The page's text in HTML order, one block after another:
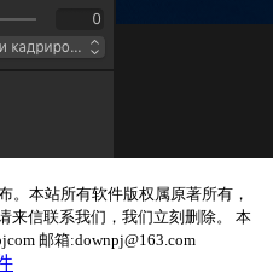
。本站所有软件版权属原著所有，
来信联系我们，我们立刻删除。 本
邮箱:downpj@163.com